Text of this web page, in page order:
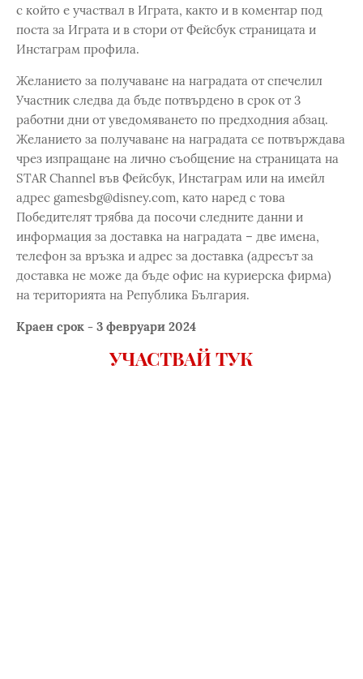
с който е участвал в Играта, както и в коментар под
поста за Играта и в стори от Фейсбук страницата и
Инстаграм профила.
Желанието за получаване на наградата от спечелил
Участник следва да бъде потвърдено в срок от 3
работни дни от уведомяването по предходния абзац.
Желанието за получаване на наградата се потвърждава
чрез изпращане на лично съобщение на страницата на
STAR Channel във Фейсбук, Инстаграм или на имейл
адрес gamesbg@disney.com, като наред с това
Победителят трябва да посочи следните данни и
информация за доставка на наградата – две имена,
телефон за връзка и адрес за доставка (адресът за
доставка не може да бъде офис на куриерска фирма)
на територията на Република България.
Краен срок - 3 февруари 2024
УЧАСТВАЙ ТУК